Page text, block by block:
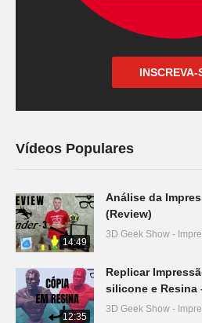
INSCREVA-
Vídeos Populares
14:49
Análise da
(Review)
3D Geek Show -
12:35
Replicar
silicone e Resina
3D Geek Show -